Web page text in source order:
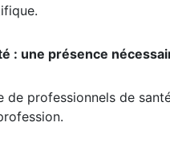
quelques heures. Une
de professionnels de